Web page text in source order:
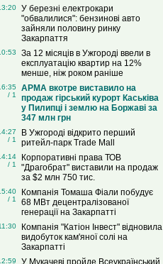
У березні електрокари
"обвалилися": бензинові авто
зайняли половину ринку
Закарпаття
За 12 місяців в Ужгороді ввели в
експлуатацію квартир на 12%
менше, ніж роком раніше
/ 1
АРМА вкотре виставило на
продаж гірський курорт Каськіва
у Пилипці і землю на Боржаві за
347 млн грн
/ 1
В Ужгороді відкрито перший
ритейл-парк Trade Mall
/ 1
Корпоративні права ТОВ
"Драгобрат" виставили на продаж
за $2 млн 750 тис.
/ 1
Компанія Томаша Фіали побудує
68 МВт децентралізованої
генерації на Закарпатті
Компанія "Катіон Інвест" відновила
видобуток кам'яної солі на
Закарпатті